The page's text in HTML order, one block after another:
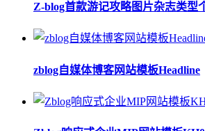
Z-blog首款游记攻略图片杂志类型
zblog自媒体博客网站模板Headline